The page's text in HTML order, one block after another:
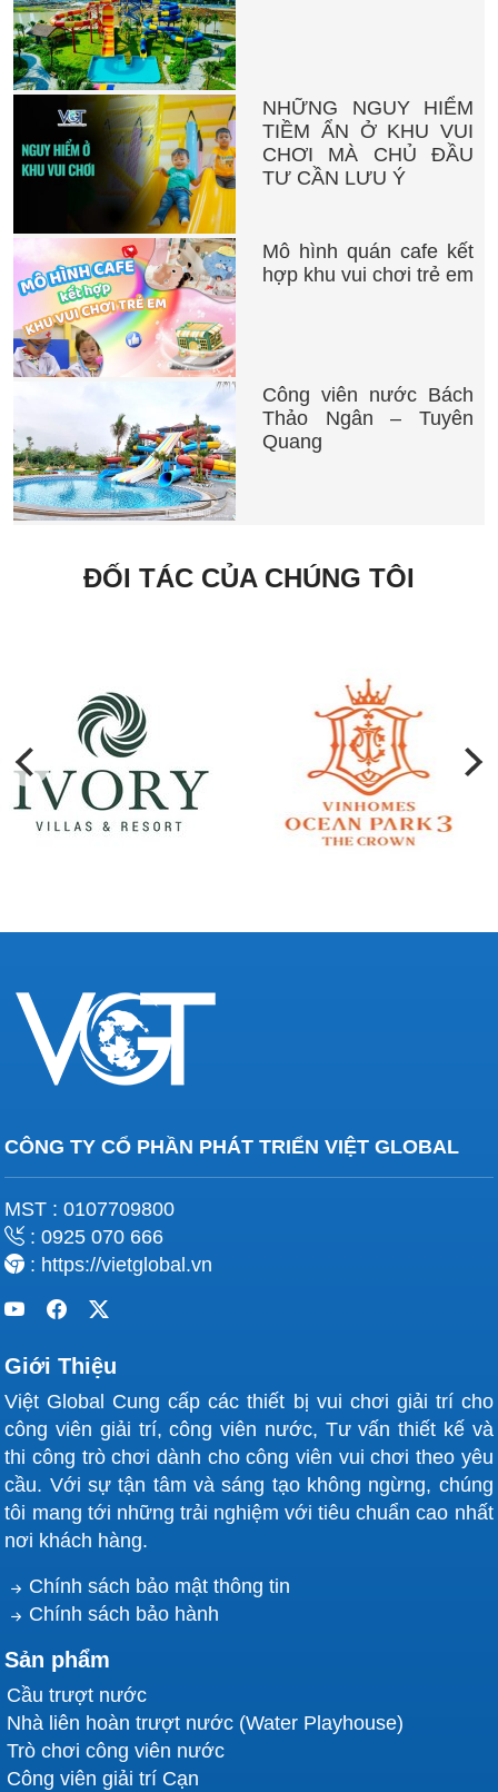
NHỮNG NGUY HIỂM
TIỀM ẨN Ở KHU VUI
CHƠI MÀ CHỦ ĐẦU
TƯ CẦN LƯU Ý
Mô hình quán cafe kết
hợp khu vui chơi trẻ em
Công viên nước Bách
Thảo Ngân – Tuyên
Quang
ĐỐI TÁC CỦA CHÚNG TÔI
CÔNG TY CỔ PHẦN PHÁT TRIỂN VIỆT GLOBAL
MST : 0107709800
: 0925 070 666
: https://vietglobal.vn
Giới Thiệu
Việt Global Cung cấp các thiết bị vui chơi giải trí cho
công viên giải trí, công viên nước, Tư vấn thiết kế và
thi công trò chơi dành cho công viên vui chơi theo yêu
cầu. Với sự tận tâm và sáng tạo không ngừng, chúng
tôi mang tới những trải nghiệm với tiêu chuẩn cao nhất
nơi khách hàng.
Chính sách bảo mật thông tin
Chính sách bảo hành
Sản phẩm
Cầu trượt nước
Nhà liên hoàn trượt nước (Water Playhouse)
Trò chơi công viên nước
Công viên giải trí Cạn